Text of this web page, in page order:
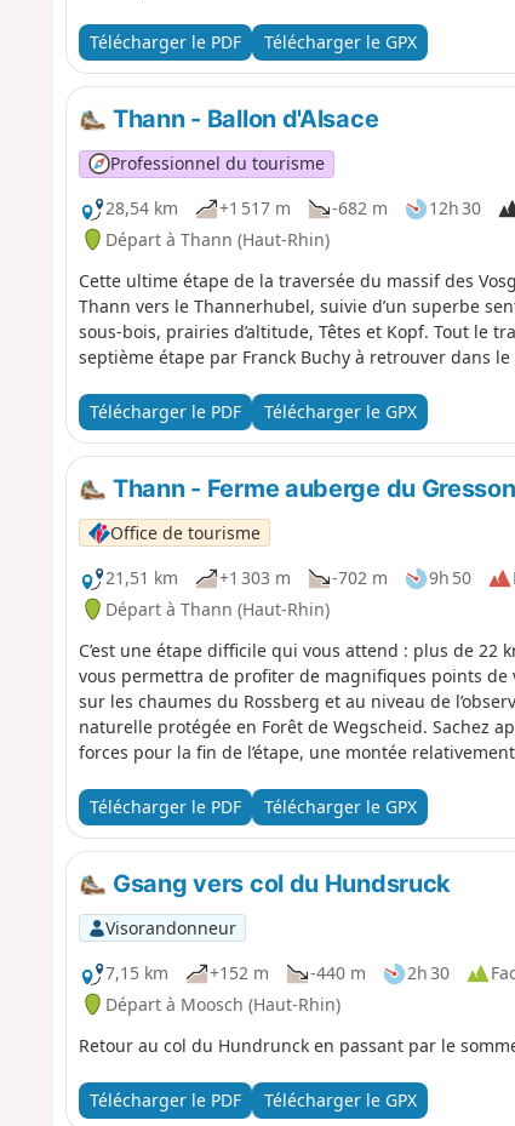
Télécharger le PDF Télécharger le GPX
Thann - Ballon d'Alsace
Professionnel du tourisme
28,54 km
+1 517 m -682 m 12h 30
Départ à Thann (Haut-Rhin)
Cette ultime étape de la traversée du massif des
Thann vers le Thannerhubel, suivie d’un superbe
sous-bois, prairies d’altitude, Têtes et Kopf. Tout le
septième étape par Franck Buchy à retrouver dans le
Télécharger le PDF Télécharger le GPX
Thann - Ferme auberge du Gresson
Office de tourisme
21,51 km
+1 303 m -702 m 9h 50
Départ à Thann (Haut-Rhin)
C’est une étape difficile qui vous attend : plus de 22
vous permettra de profiter de magnifiques points
sur les chaumes du Rossberg et au niveau de
naturelle protégée en Forêt de Wegscheid. Sachez
forces pour la fin de l’étape, une montée
sur les montagnes et prairies aux alentours.
Télécharger le PDF Télécharger le GPX
Gsang vers col du Hundsruck
Visorandonneur
7,15 km
+152 m -440 m 2h 30
Départ à Moosch (Haut-Rhin)
Retour au col du Hundrunck en passant par le
Télécharger le PDF Télécharger le GPX